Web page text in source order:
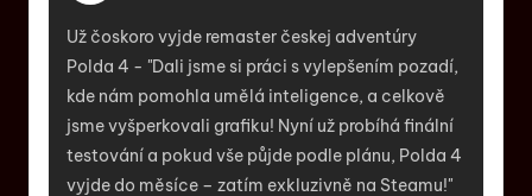
Už čoskoro vyjde remaster českej adventúry
Polda 4 - "Dali jsme si práci s vylepšením pozadí,
kde nám pomohla umělá inteligence, a celkově
jsme vyšperkovali grafiku! Nyní už probíhá finální
testování a pokud vše půjde podle plánu, Polda 4
vyjde do měsíce – zatím exkluzivně na Steamu!"